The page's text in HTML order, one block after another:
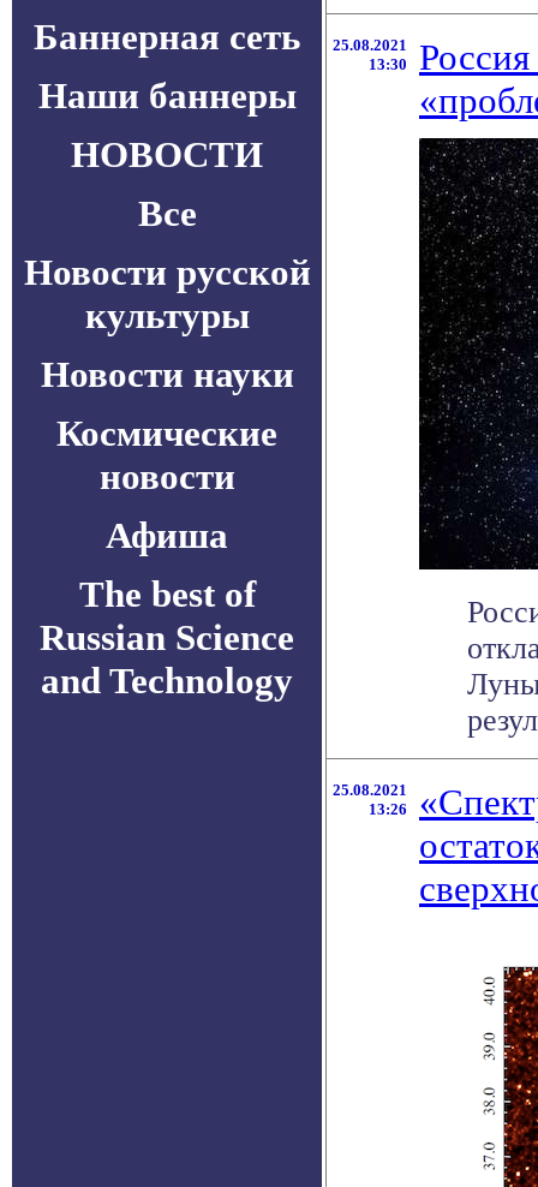
Баннерная сеть
Наши баннеры
НОВОСТИ
Все
Новости русской
культуры
Новости науки
Космические
новости
Афиша
The best of
Russian Science
and Technology
25.08.2021
13:30
Луны
25.08.2021
13:26